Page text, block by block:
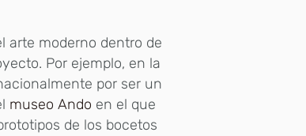
arte moderno dentro de
Por ejemplo, en la
por ser un
museo Ando en el que
de los bocetos